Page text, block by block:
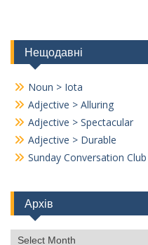
Нещодавні
Noun > Iota
Adjective > Alluring
Adjective > Spectacular
Adjective > Durable
Sunday Conversation
Архів
Архів